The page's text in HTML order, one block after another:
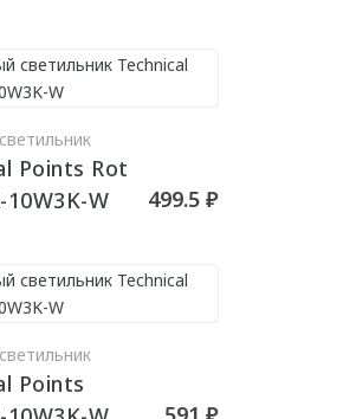
Points Rot
10W3K-W
499.5 ₽
Points